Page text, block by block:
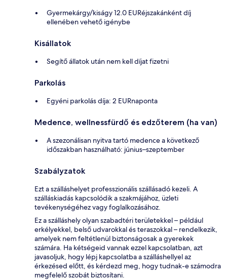
Gyermekárgy/kiságy 12.0 EURéjszakánként díj
ellenében vehető igénybe
Kisállatok
Segítő állatok után nem kell díjat fizetni
Parkolás
Egyéni parkolás díja: 2 EURnaponta
Medence, wellnessfürdő és edzőterem (ha van)
A szezonálisan nyitva tartó medence a következő
időszakban használható: június–szeptember
Szabályzatok
Ezt a szálláshelyet professzionális szállásadó kezeli. A
szálláskiadás kapcsolódik a szakmájához, üzleti
tevékenységéhez vagy foglalkozásához.
Ez a szálláshely olyan szabadtéri területekkel – például
erkélyekkel, belső udvarokkal és teraszokkal – rendelkezik,
amelyek nem feltétlenül biztonságosak a gyerekek
számára. Ha kétségeid vannak ezzel kapcsolatban, azt
javasoljuk, hogy lépj kapcsolatba a szálláshellyel az
érkezésed előtt, és kérdezd meg, hogy tudnak-e számodra
megfelelő szobát biztosítani.